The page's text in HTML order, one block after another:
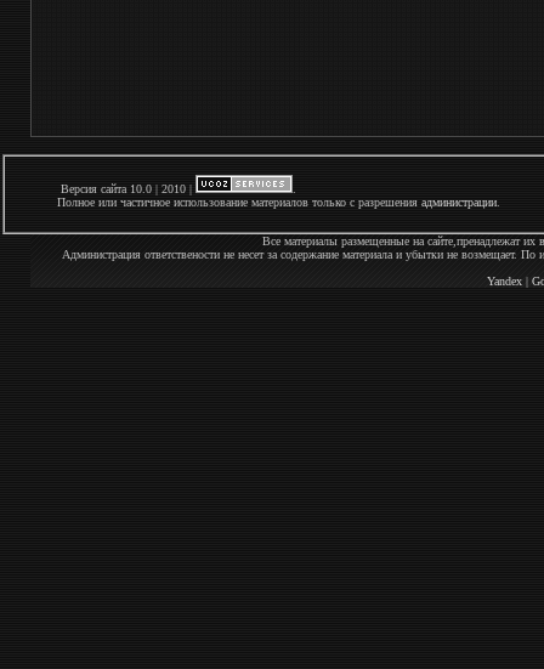
Версия сайта 10.0 | 2010 |
Полное или частичное использование материалов только с разрешения администрации
Все материалы размещенные на сайте,пренадлежат
Администрация ответствености не несет за содержание материала и убытки не
Yandex |